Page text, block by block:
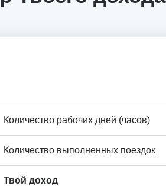
Количество рабочих дней (часов)
Количество выполненных поездок
Твой доход